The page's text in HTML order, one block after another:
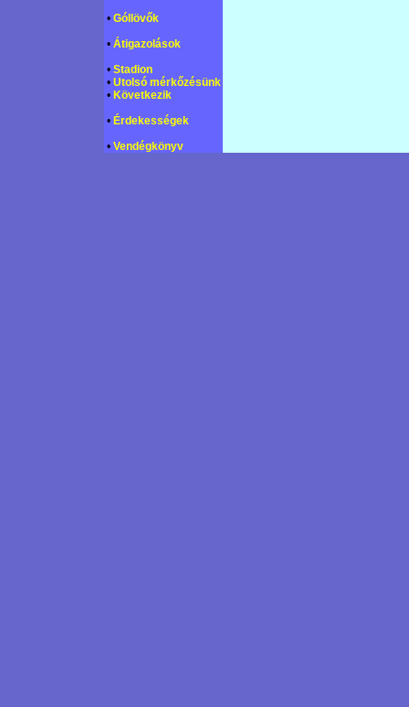
• Góllövők
• Átigazolások
• Stadion
• Utolsó mérkőzésünk
• Következik
• Érdekességek
• Vendégkönyv